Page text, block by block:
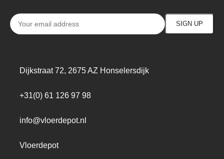
Dijkstraat 72, 2675 AZ Honselersdijk
+31(0) 61 126 97 98
info@vloerdepot.nl
Vloerdepot